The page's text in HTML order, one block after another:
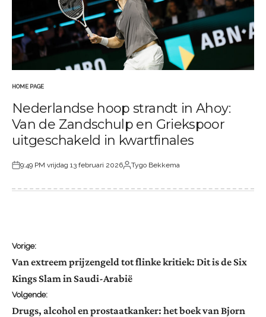
IN
HOME PAGE
Nederlandse hoop strandt in Ahoy:
Van de Zandschulp en Griekspoor
uitgeschakeld in kwartfinales
Geplaatst
op
9:49 PM vrijdag 13 februari 2026
Geplaatst
door
Tygo Bekkema
Bericht
navigatie
Vorige:
Van extreem prijzengeld tot flinke kritiek: Dit is de Six
Kings Slam in Saudi-Arabië
Volgende:
Drugs, alcohol en prostaatkanker: het boek van Bjorn